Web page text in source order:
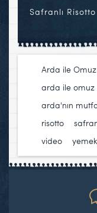
Safranlı
Arda ile
arda ile omuz
arda'nın
risotto
video
yemek